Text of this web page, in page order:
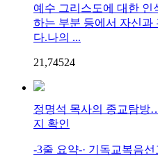
예수 그리스도에 대한 인
하는 부분 등에서 자신과
다.나의 ...
21,74524
정명석 목사의 종교탐방
지 확인
-3줄 요약-· 기독교복음